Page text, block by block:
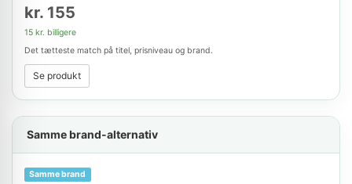
kr. 155
15 kr. billigere
Det tætteste match på titel, prisniveau og brand.
Se produkt
Samme brand-alternativ
Samme brand